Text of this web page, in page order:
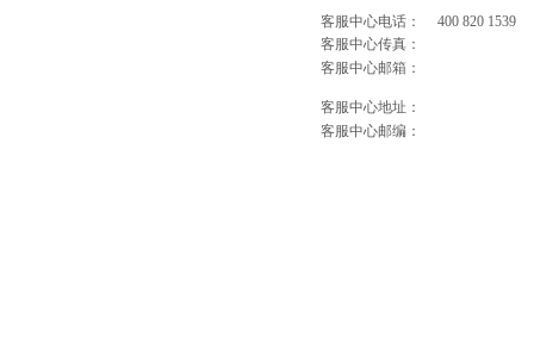
客服中心电话：
400 820 1539
客服中心传真：
客服中心邮箱：
客服中心地址：
客服中心邮编：